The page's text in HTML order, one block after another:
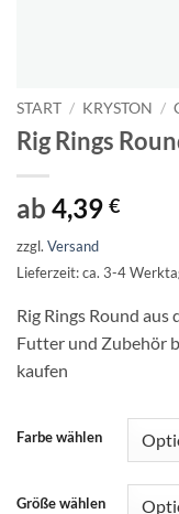
START / KRYSTON /
Rig Rings
ab 4,39 €
zzgl. Versand
Lieferzeit: ca. 3-4
Rig Rings Round
Futter und Zubehör
kaufen
Farbe wählen
Größe wählen